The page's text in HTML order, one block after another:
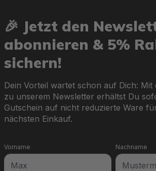
🎉 Jetzt den
abonnieren & 5%
sichern!
Dein Vorteil wartet schon auf Dich: Mit
zu unserem Newsletter erhältst Du
Gutschein auf nicht reduzierte Ware
nächsten Einkauf.
Vorname Nachname